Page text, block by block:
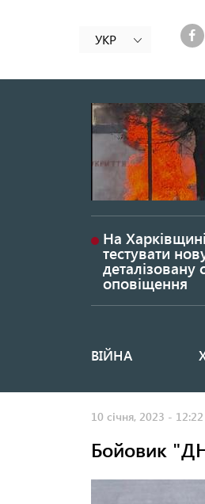
УКР
На
тестувати
деталізовану
оповіщення
Основная
ВІЙНА
10 січня, 2023 - 12:22
Бойовик